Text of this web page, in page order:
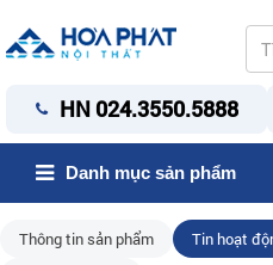
HN 024.3550.5888
Danh mục sản phẩm
Thông tin sản phẩm Tin hoạt